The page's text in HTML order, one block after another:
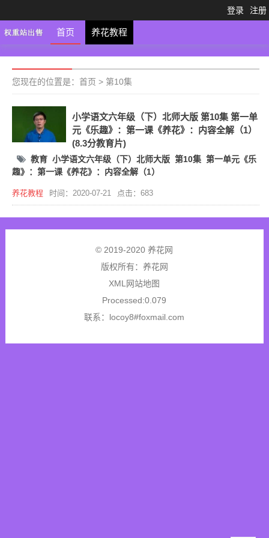
登录 注册
首页 养花教程
您现在的位置是： 首页 > 第10集
小学语文六年级（下）北师大版 第10集 第一单
元《乐趣》：第一课《养花》：内容全解（1）
(8.3分教育片)
教育 小学语文六年级（下）北师大版 第10集 第一单元《乐
趣》：第一课《养花》：内容全解（1）
养花教程 时间：2020-07-21 点击：683
© 2019-2020 养花网
版权所有： 养花网
XML网站地图
Processed:0.079
联系：locoy8#foxmail.com